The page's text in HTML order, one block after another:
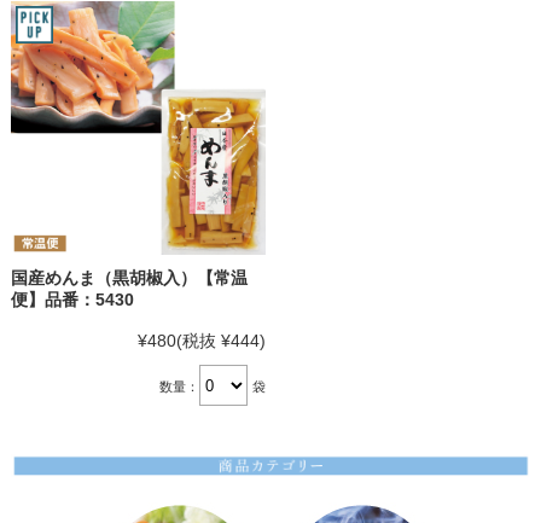
国産めんま（黒胡椒入）【常温
便】品番：5430
¥480(税抜 ¥444)
数量： 袋